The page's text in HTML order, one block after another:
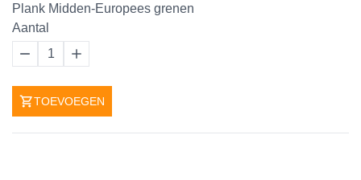
Plank Midden-Europees grenen
Aantal
1
TOEVOEGEN